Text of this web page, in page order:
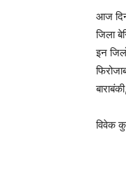
आज
जिला
इन
विवेक